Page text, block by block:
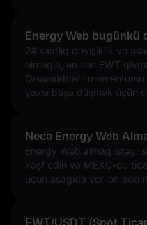
Energy Web bugünkü
24 saatlıq dəyişiklik və
olmaqla, ən son EWT
Qısamüddətli
yaxşı başa düşmək üçün
Necə Energy Web
Energy Web almaq
kəşf edin və MEXC-də
üçün aşağıda verilən